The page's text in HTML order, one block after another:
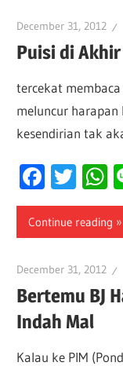
December 31, 2012
Puisi di
tercekat
meluncur
kesendirian tak
Continue reading
December 31, 2012
Bertemu BJ
Indah Mal
Kalau ke PIM